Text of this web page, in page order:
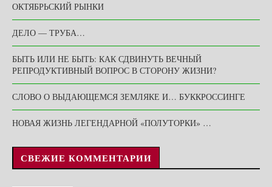
ОКТЯБРЬСКИЙ РЫНКИ
ДЕЛО — ТРУБА…
БЫТЬ ИЛИ НЕ БЫТЬ: КАК СДВИНУТЬ ВЕЧНЫЙ
РЕПРОДУКТИВНЫЙ ВОПРОС В СТОРОНУ ЖИЗНИ?
СЛОВО О ВЫДАЮЩЕМСЯ ЗЕМЛЯКЕ И… БУККРОССИНГЕ
НОВАЯ ЖИЗНЬ ЛЕГЕНДАРНОЙ «ПОЛУТОРКИ» …
СВЕЖИЕ КОММЕНТАРИИ